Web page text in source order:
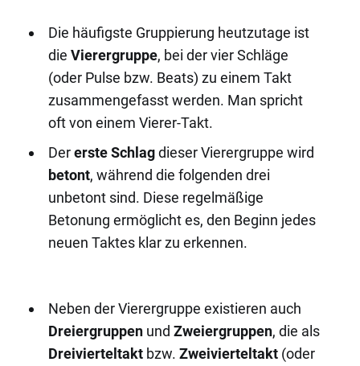
Die häufigste Gruppierung heutzutage ist
die Vierergruppe, bei der vier Schläge
(oder Pulse bzw. Beats) zu einem Takt
zusammengefasst werden. Man spricht
oft von einem Vierer-Takt.
Dererste Schlagdieser Vierergruppe wird
betont, während die folgenden drei
unbetont sind. Diese regelmäßige
Betonung ermöglicht es, den Beginn jedes
neuen Taktes klar zu erkennen.
Neben der Vierergruppe existieren auch
Dreiergruppenund Zweiergruppen, die als
Dreivierteltaktbzw. Zweivierteltakt(oder